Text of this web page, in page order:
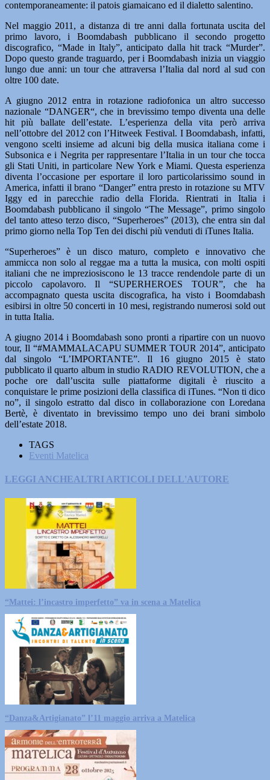
contemporaneamente: il patois giamaicano ed il dialetto salentino.
Nel maggio 2011, a distanza di tre anni dalla fortunata uscita del
primo lavoro, i Boomdabash pubblicano il secondo progetto
discografico, “Made in Italy”, anticipato dalla hit track “Murder”.
Dopo questo grande traguardo, per i Boomdabash inizia un viaggio
lungo due anni: un tour che attraversa l’Italia dal nord al sud con
oltre 100 date.
A giugno 2012 entra in rotazione radiofonica un altro successo
nazionale “DANGER“, che in brevissimo tempo diventa una delle
hit più ballate dell’estate. L’esperienza della vita però arriva
nell’ottobre del 2012 con l’Hitweek Festival. I Boomdabash, infatti,
vengono scelti insieme ad alcuni big della musica italiana come i
Subsonica e i Negrita per rappresentare l’Italia in un tour che tocca
gli Stati Uniti, in particolare New York e Miami. Questa esperienza
diventa l’occasione per esportare il loro particolarissimo sound in
America, infatti il brano “Danger” entra presto in rotazione su MTV
Iggy ed in parecchie radio della Florida. Rientrati in Italia i
Boomdabash pubblicano il singolo “The Message”, primo singolo
del tanto atteso terzo disco, “Superheroes” (2013), che entra sin dal
primo giorno nella Top Ten dei dischi più venduti di iTunes Italia.
“Superheroes” è un disco maturo, completo e innovativo che
ammicca non solo al reggae ma a tutta la musica, con molti ospiti
italiani che ne impreziosiscono le 13 tracce rendendole parte di un
piccolo capolavoro. Il “SUPERHEROES TOUR”, che ha
accompagnato questa uscita discografica, ha visto i Boomdabash
esibirsi in oltre 50 concerti in 10 mesi, registrando numerosi sold out
in tutta Italia.
A giugno 2014 i Boomdabash sono pronti a ripartire con un nuovo
tour, Il “#MAMMALACAPU SUMMER TOUR 2014”, anticipato
dal singolo “L’IMPORTANTE”. Il 16 giugno 2015 è stato
pubblicato il quarto album in studio RADIO REVOLUTION, che a
poche ore dall’uscita sulle piattaforme digitali è riuscito a
conquistare le prime posizioni della classifica di iTunes. “Non ti dico
no”, il singolo estratto dal disco in collaborazione con Loredana
Bertè, è diventato in brevissimo tempo uno dei brani simbolo
dell’estate 2018.
TAGS
Eventi Matelica
LEGGI ANCHEALTRI ARTICOLI DELL'AUTORE
“Mattei: l’incastro imperfetto” va in scena a Matelica
“Danza&Artigianato” l’11 maggio arriva a Matelica